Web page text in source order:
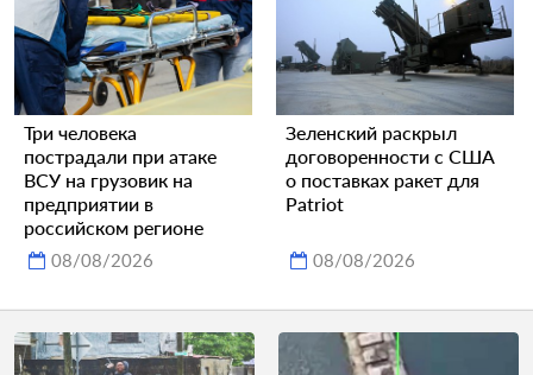
Три человека
пострадали при атаке
ВСУ на грузовик на
предприятии в
российском регионе
08/08/2026
Зеленский раскрыл
договоренности с США
о поставках ракет для
Patriot
08/08/2026